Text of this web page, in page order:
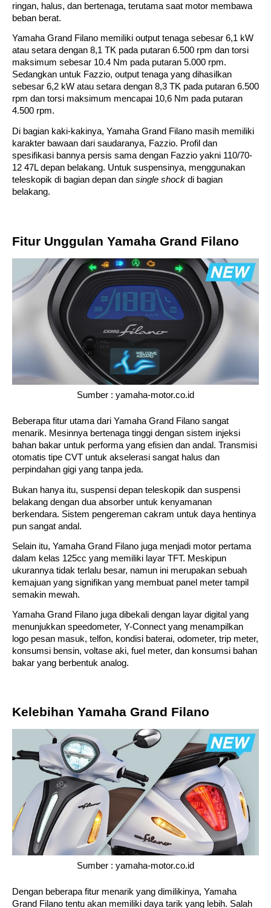
ringan, halus, dan bertenaga, terutama saat motor membawa
beban berat.
Yamaha Grand Filano memiliki output tenaga sebesar 6,1 kW
atau setara dengan 8,1 TK pada putaran 6.500 rpm dan torsi
maksimum sebesar 10.4 Nm pada putaran 5.000 rpm.
Sedangkan untuk Fazzio, output tenaga yang dihasilkan
sebesar 6,2 kW atau setara dengan 8,3 TK pada putaran 6.500
rpm dan torsi maksimum mencapai 10,6 Nm pada putaran
4.500 rpm.
Di bagian kaki-kakinya, Yamaha Grand Filano masih memiliki
karakter bawaan dari saudaranya, Fazzio. Profil dan
spesifikasi bannya persis sama dengan Fazzio yakni 110/70-
12 47L depan belakang. Untuk suspensinya, menggunakan
teleskopik di bagian depan dan single shock di bagian
belakang.
Fitur Unggulan Yamaha Grand Filano
Sumber : yamaha-motor.co.id
Beberapa fitur utama dari Yamaha Grand Filano sangat
menarik. Mesinnya bertenaga tinggi dengan sistem injeksi
bahan bakar untuk performa yang efisien dan andal. Transmisi
otomatis tipe CVT untuk akselerasi sangat halus dan
perpindahan gigi yang tanpa jeda.
Bukan hanya itu, suspensi depan teleskopik dan suspensi
belakang dengan dua absorber untuk kenyamanan
berkendara. Sistem pengereman cakram untuk daya hentinya
pun sangat andal.
Selain itu, Yamaha Grand Filano juga menjadi motor pertama
dalam kelas 125cc yang memiliki layar TFT. Meskipun
ukurannya tidak terlalu besar, namun ini merupakan sebuah
kemajuan yang signifikan yang membuat panel meter tampil
semakin mewah.
Yamaha Grand Filano juga dibekali dengan layar digital yang
menunjukkan speedometer, Y-Connect yang menampilkan
logo pesan masuk, telfon, kondisi baterai, odometer, trip meter,
konsumsi bensin, voltase aki, fuel meter, dan konsumsi bahan
bakar yang berbentuk analog.
Kelebihan Yamaha Grand Filano
Sumber : yamaha-motor.co.id
Dengan beberapa fitur menarik yang dimilikinya, Yamaha
Grand Filano tentu akan memiliki daya tarik yang lebih. Salah